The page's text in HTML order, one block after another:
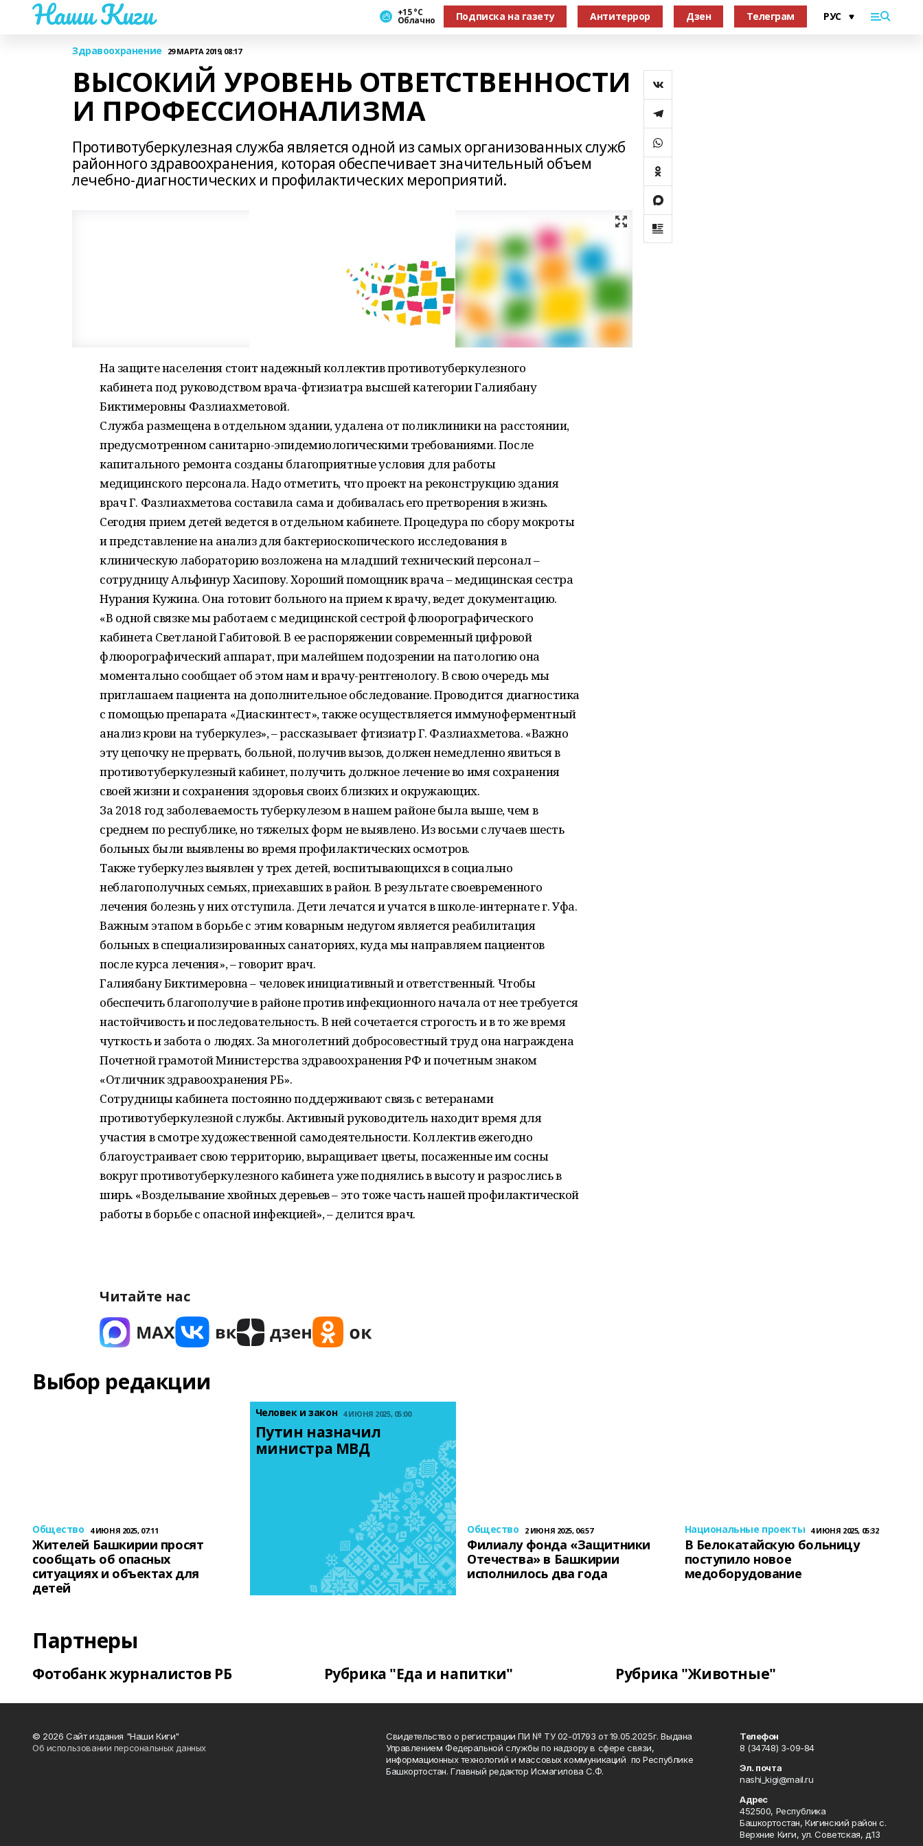
Наши Киги +15 °С
Облачно Подписка на газету Антитеррор Дзен Телеграм
Здравоохранение 29 МАРТА 2019, 08:17
ВЫСОКИЙ УРОВЕНЬ ОТВЕТСТВЕННОСТИ
И ПРОФЕССИОНАЛИЗМА
Противотуберкулезная служба является одной из самых организованных служб
районного здравоохранения, которая обеспечивает значительный объем
лечебно-диагностических и профилактических мероприятий.
На защите населения стоит надежный коллектив противотуберкулезного
кабинета под руководством врача-фтизиатра высшей категории Галиябану
Биктимеровны Фазлиахметовой.
Служба размещена в отдельном здании, удалена от поликлиники на расстоянии,
предусмотренном санитарно-эпидемиологическими требованиями. После
капитального ремонта созданы благоприятные условия для работы
медицинского персонала. Надо отметить, что проект на реконструкцию здания
врач Г. Фазлиахметова составила сама и добивалась его претворения в жизнь.
Сегодня прием детей ведется в отдельном кабинете. Процедура по сбору мокроты
и представление на анализ для бактериоскопического исследования в
клиническую лабораторию возложена на младший технический персонал –
сотрудницу Альфинур Хасипову. Хороший помощник врача – медицинская сестра
Нурания Кужина. Она готовит больного на прием к врачу, ведет документацию.
«В одной связке мы работаем с медицинской сестрой флюорографического
кабинета Светланой Габитовой. В ее распоряжении современный цифровой
флюорографический аппарат, при малейшем подозрении на патологию она
моментально сообщает об этом нам и врачу-рентгенологу. В свою очередь мы
приглашаем пациента на дополнительное обследование. Проводится диагностика
с помощью препарата «Диаскинтест», также осуществляется иммуноферментный
анализ крови на туберкулез», – рассказывает фтизиатр Г. Фазлиахметова. «Важно
эту цепочку не прервать, больной, получив вызов, должен немедленно явиться в
противотуберкулезный кабинет, получить должное лечение во имя сохранения
своей жизни и сохранения здоровья своих близких и окружающих.
За 2018 год заболеваемость туберкулезом в нашем районе была выше, чем в
среднем по республике, но тяжелых форм не выявлено. Из восьми случаев шесть
больных были выявлены во время профилактических осмотров.
Также туберкулез выявлен у трех детей, воспитывающихся в социально
неблагополучных семьях, приехавших в район. В результате своевременного
лечения болезнь у них отступила. Дети лечатся и учатся в школе-интернате г. Уфа.
Важным этапом в борьбе с этим коварным недугом является реабилитация
больных в специализированных санаториях, куда мы направляем пациентов
после курса лечения», – говорит врач.
Галиябану Биктимеровна – человек инициативный и ответственный. Чтобы
обеспечить благополучие в районе против инфекционного начала от нее требуется
настойчивость и последовательность. В ней сочетается строгость и в то же время
чуткость и забота о людях. За многолетний добросовестный труд она награждена
Почетной грамотой Министерства здравоохранения РФ и почетным знаком
«Отличник здравоохранения РБ».
Сотрудницы кабинета постоянно поддерживают связь с ветеранами
противотуберкулезной службы. Активный руководитель находит время для
участия в смотре художественной самодеятельности. Коллектив ежегодно
благоустраивает свою территорию, выращивает цветы, посаженные им сосны
вокруг противотуберкулезного кабинета уже поднялись в высоту и разрослись в
ширь. «Возделывание хвойных деревьев – это тоже часть нашей профилактической
работы в борьбе с опасной инфекцией», – делится врач.
Читайте нас
Выбор редакции
Общество 4 ИЮНЯ 2025, 07:11
Жителей Башкирии просят
сообщать об опасных
ситуациях и объектах для
детей
Человек и закон 4 ИЮНЯ 2025, 05:00
Путин назначил
министра МВД
Общество 2 ИЮНЯ 2025, 06:57
Филиалу фонда «Защитники
Отечества» в Башкирии
исполнилось два года
Национальные проекты 4 ИЮНЯ 2025, 05:32
В Белокатайскую больницу
поступило новое
медоборудование
Партнеры
Фотобанк журналистов РБ Рубрика "Еда и напитки" Рубрика "Животные"
© 2026 Сайт издания "Наши Киги"
Об использовании персональных данных
Свидетельство о регистрации ПИ № ТУ 02-01793 от 19.05.2025г. Выдана
Управлением Федеральной службы по надзору в сфере связи,
информационных технологий и массовых коммуникаций по Республике
Башкортостан. Главный редактор Исмагилова С.Ф.
Телефон
8 (34748) 3-09-84
Эл. почта
nashi_kigi@mail.ru
Адрес
452500, Республика
Башкортостан, Кигинский район с.
Верхние Киги, ул. Советская, д.13